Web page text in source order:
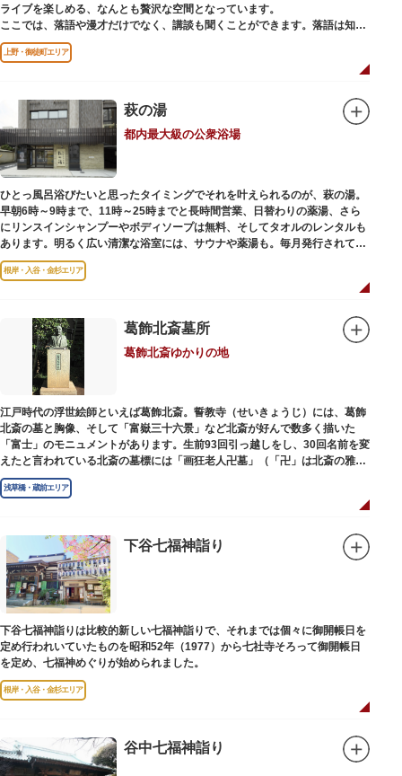
ライブを楽しめる、なんとも贅沢な空間となっています。
ここでは、落語や漫才だけでなく、講談も聞くことができます。落語は知っ
ているけど講談ってなんだろう？と思われた方も、ぜひ一度お江戸上野広小
路亭をのぞいてみませんか？
上野・御徒町エリア
萩の湯
都内最大級の公衆浴場
ひとっ風呂浴びたいと思ったタイミングでそれを叶えられるのが、萩の湯。
早朝6時～9時まで、11時～25時までと長時間営業、日替わりの薬湯、さら
にリンスインシャンプーやボディソープは無料、そしてタオルのレンタルも
あります。明るく広い清潔な浴室には、サウナや薬湯も。毎月発行されてい
る萩の湯だよりで薬湯の予定を確認すれば、お好みの薬湯を楽しめます。
また併設されたレストラン、食事処こもれびではおいしい食事だけでなく、
後これまた好きなタイミングで、おいしい食事をいただき、心も体も整えて
日々の生活を支えてくれる空間です。
根岸・入谷・金杉エリア
葛飾北斎墓所
葛飾北斎ゆかりの地
江戸時代の浮世絵師といえば葛飾北斎。誓教寺（せいきょうじ）には、葛飾
北斎の墓と胸像、そして「富嶽三十六景」など北斎が好んで数多く描いた
「富士」のモニュメントがあります。生前93回引っ越しをし、30回名前を変
えたと言われている北斎の墓標には「画狂老人卍墓」（「卍」は北斎の雅号
の一つ）とあり、辞世の句が刻まれています。毎年命日の4月18日には「北
斎忌」が開かれ、法要が営まれます。
浅草橋・蔵前エリア
下谷七福神詣り
下谷七福神詣りは比較的新しい七福神詣りで、それまでは個々に御開帳日を
定め行われいていたものを昭和52年（1977）から七社寺そろって御開帳日
を定め、七福神めぐりが始められました。
根岸・入谷・金杉エリア
谷中七福神詣り